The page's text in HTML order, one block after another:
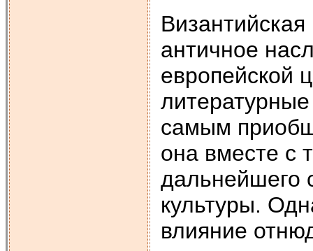
Византийская
античное
европейской
литературные
самым
она вместе с
дальнейшего
культуры.
влияние